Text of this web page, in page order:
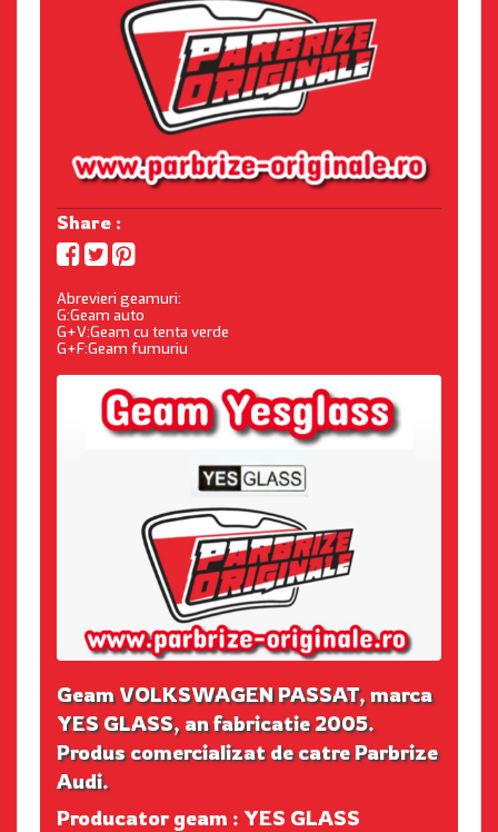
Share :
Abrevieri geamuri:
G:Geam auto
G+V:Geam cu tenta verde
G+F:Geam fumuriu
Geam VOLKSWAGEN PASSAT, marca
YES GLASS, an fabricatie 2005.
Produs comercializat de catre Parbrize
Audi.
Producator geam : YES GLASS